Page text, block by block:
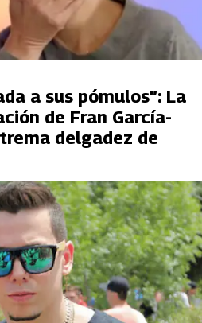
a sus pómulos”: La
de Fran García-
delgadez de